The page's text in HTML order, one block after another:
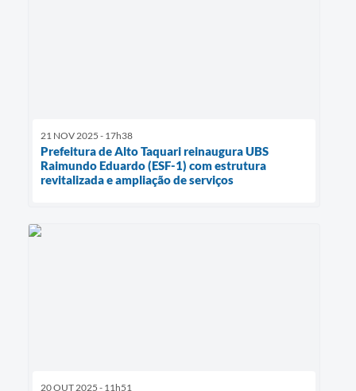
21 NOV 2025 - 17h38
Prefeitura de Alto Taquari reinaugura UBS
Raimundo Eduardo (ESF-1) com estrutura
revitalizada e ampliação de serviços
20 OUT 2025 - 11h51